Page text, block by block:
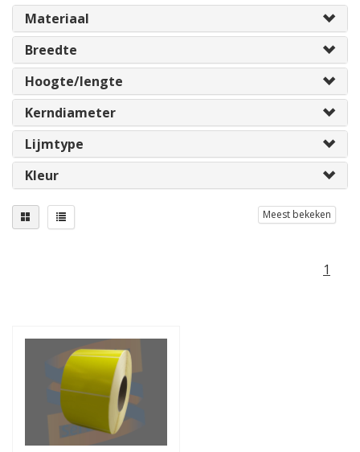
Materiaal
Breedte
Hoogte/lengte
Kerndiameter
Lijmtype
Kleur
Meest bekeken
1